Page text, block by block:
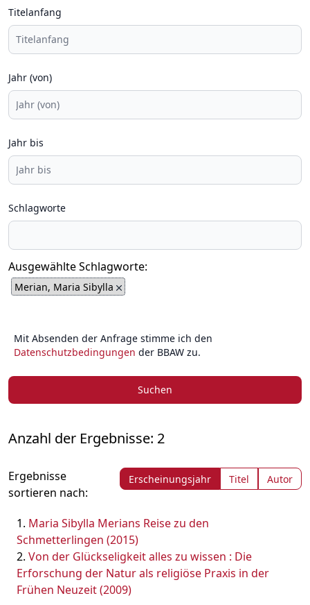
Titelanfang
Jahr (von)
Jahr bis
Schlagworte
Ausgewählte Schlagworte:
Merian, Maria Sibylla
Mit Absenden der Anfrage stimme ich den
Datenschutzbedingungen der BBAW zu.
Suchen
Anzahl der Ergebnisse: 2
Ergebnisse
sortieren nach:
Erscheinungsjahr Titel Autor
Maria Sibylla Merians Reise zu den
Schmetterlingen (2015)
Von der Glückseligkeit alles zu wissen : Die
Erforschung der Natur als religiöse Praxis in der
Frühen Neuzeit (2009)